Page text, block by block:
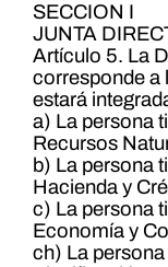
SECCION I
JUNTA
Artículo 5. La
corresponde a
estará
a) La persona
Recursos
b) La persona
Hacienda y
c) La persona
Economía y
ch) La